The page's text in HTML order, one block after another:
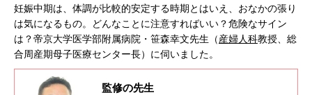
妊娠中期は、体調が比較的安定する時期とはいえ、おなかの張り
は気になるもの。どんなことに注意すればいい？危険なサイン
は？帝京大学医学部附属病院・笹森幸文先生（産婦人科教授、総
合周産期母子医療センター長）に伺いました。
監修の先生